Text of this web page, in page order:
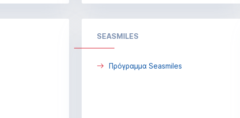
SEASMILES
Πρόγραμμα Seasmiles